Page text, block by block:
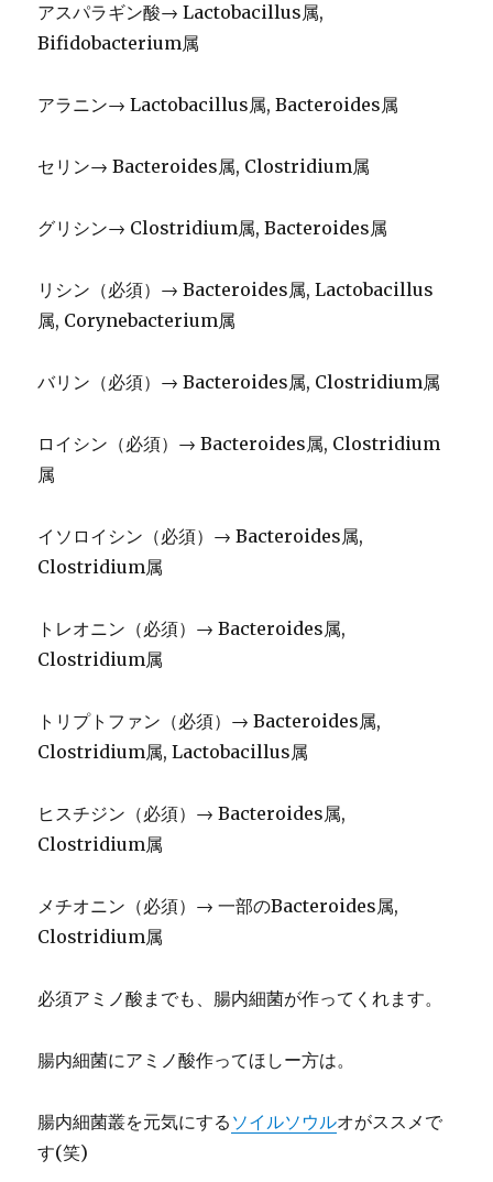
アスパラギン酸→ Lactobacillus属,
Bifidobacterium属
アラニン→ Lactobacillus属, Bacteroides属
セリン→ Bacteroides属, Clostridium属
グリシン→ Clostridium属, Bacteroides属
リシン（必須）→ Bacteroides属, Lactobacillus
属, Corynebacterium属
バリン（必須）→ Bacteroides属, Clostridium属
ロイシン（必須）→ Bacteroides属, Clostridium
属
イソロイシン（必須）→ Bacteroides属,
Clostridium属
トレオニン（必須）→ Bacteroides属,
Clostridium属
トリプトファン（必須）→ Bacteroides属,
Clostridium属, Lactobacillus属
ヒスチジン（必須）→ Bacteroides属,
Clostridium属
メチオニン（必須）→ 一部のBacteroides属,
Clostridium属
必須アミノ酸までも、腸内細菌が作ってくれます。
腸内細菌にアミノ酸作ってほしー方は。
腸内細菌叢を元気にする ソイルソウルオがススメで
す(笑)